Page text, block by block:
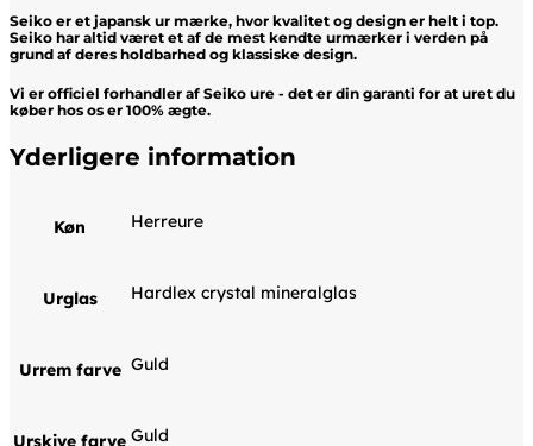
Seiko er et japansk ur mærke, hvor kvalitet og design er helt i top.
Seiko har altid været et af de mest kendte urmærker i verden på
grund af deres holdbarhed og klassiske design.
Vi er officiel forhandler af Seiko ure - det er din garanti for at uret du
køber hos os er 100% ægte.
Yderligere information
Køn Herreure
Urglas Hardlex crystal mineralglas
Urrem farve Guld
Urskive farve Guld